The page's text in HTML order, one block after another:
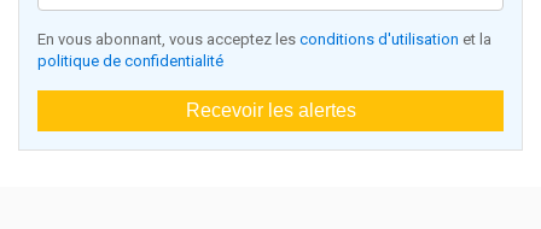
En vous abonnant, vous acceptez les conditions d'utilisation et la
politique de confidentialité
Recevoir les alertes